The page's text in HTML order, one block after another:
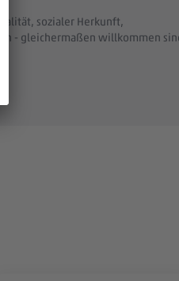
sozialer Herkunft,
- gleichermaßen willkommen